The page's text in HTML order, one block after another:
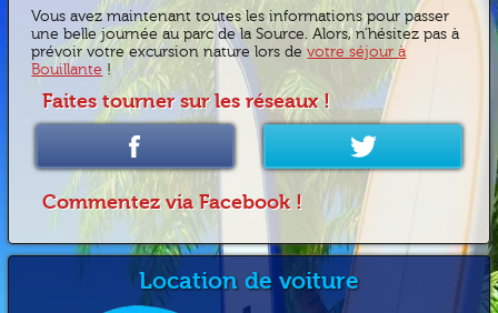
Vous avez maintenant toutes les informations pour passer
une belle journée au parc de la Source. Alors, n’hésitez pas à
prévoir votre excursion nature lors devotre séjour à
Bouillante !
Faites tourner sur les réseaux !
Commentez via Facebook !
Location de voiture